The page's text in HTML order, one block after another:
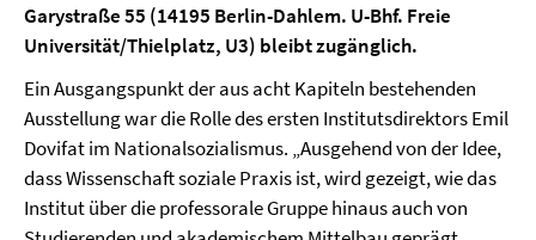
Garystraße 55 (14195 Berlin-Dahlem. U-Bhf. Freie
Universität/Thielplatz, U3) bleibt zugänglich.
Ein Ausgangspunkt der aus acht Kapiteln bestehenden
Ausstellung war die Rolle des ersten Institutsdirektors Emil
Dovifat im Nationalsozialismus. „Ausgehend von der Idee,
dass Wissenschaft soziale Praxis ist, wird gezeigt, wie das
Institut über die professorale Gruppe hinaus auch von